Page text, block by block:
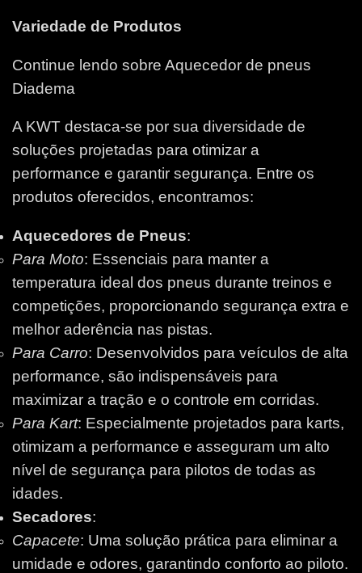
Variedade de Produtos
Continue lendo sobre Aquecedor de pneus
Diadema
A KWT destaca-se por sua diversidade de
soluções projetadas para otimizar a
performance e garantir segurança. Entre os
produtos oferecidos, encontramos:
Aquecedores de Pneus:
Para Moto: Essenciais para manter a
temperatura ideal dos pneus durante treinos e
competições, proporcionando segurança extra e
melhor aderência nas pistas.
Para Carro: Desenvolvidos para veículos de alta
performance, são indispensáveis para
maximizar a tração e o controle em corridas.
Para Kart: Especialmente projetados para karts,
otimizam a performance e asseguram um alto
nível de segurança para pilotos de todas as
idades.
Secadores:
Capacete: Uma solução prática para eliminar a
umidade e odores, garantindo conforto ao piloto.